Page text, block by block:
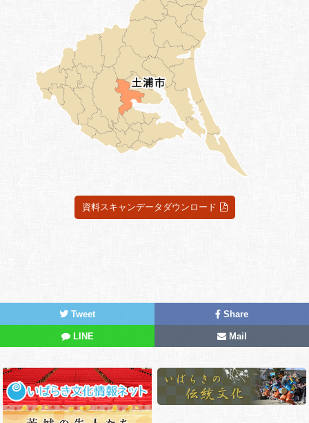
資料スキャンデータダウンロード
Tweet Share
LINE Mail